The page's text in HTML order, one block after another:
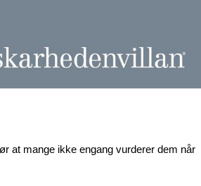
at mange ikke engang vurderer dem når